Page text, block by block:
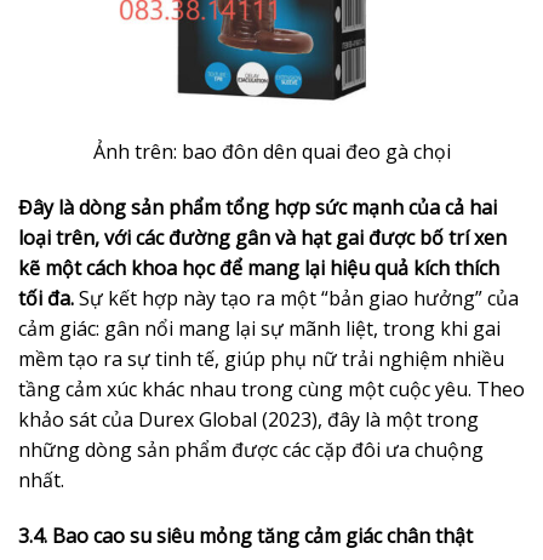
Ảnh trên: bao đôn dên quai đeo gà chọi
Đây là dòng sản phẩm tổng hợp sức mạnh của cả hai
loại trên, với các đường gân và hạt gai được bố trí xen
kẽ một cách khoa học để mang lại hiệu quả kích thích
tối đa.Sự kết hợp này tạo ra một “bản giao hưởng” của
cảm giác: gân nổi mang lại sự mãnh liệt, trong khi gai
mềm tạo ra sự tinh tế, giúp phụ nữ trải nghiệm nhiều
tầng cảm xúc khác nhau trong cùng một cuộc yêu. Theo
khảo sát của Durex Global (2023), đây là một trong
những dòng sản phẩm được các cặp đôi ưa chuộng
nhất.
3.4. Bao cao su siêu mỏng tăng cảm giác chân thật